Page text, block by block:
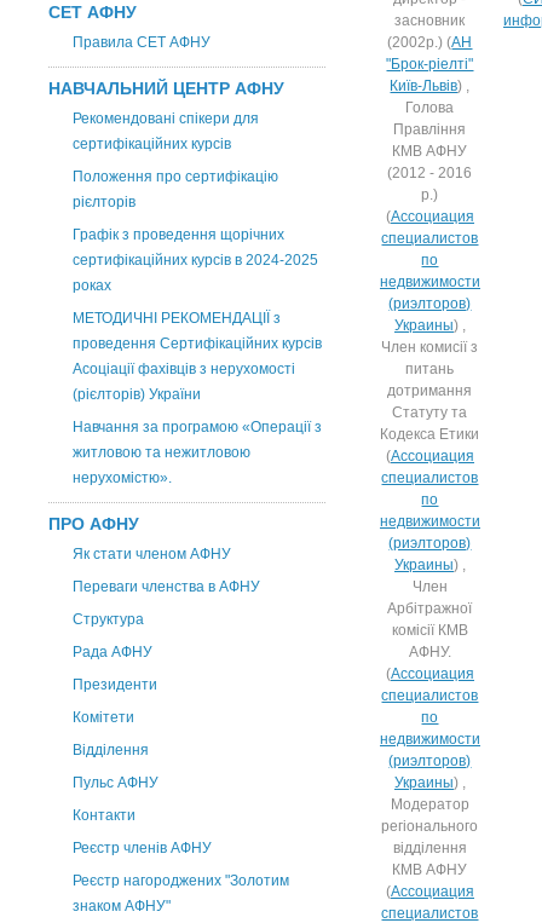
СЕТ АФНУ
Правила СЕТ АФНУ
НАВЧАЛЬНИЙ ЦЕНТР АФНУ
Рекомендовані спікери для
сертифікаційних курсів
Положення про сертифікацію
рієлторів
Графік з проведення щорічних
сертифікаційних курсів в 2024-2025
роках
МЕТОДИЧНІ РЕКОМЕНДАЦІЇ з
проведення Сертифікаційних курсів
Асоціації фахівців з нерухомості
(рієлторів) України
Навчання за програмою «Операції з
житловою та нежитловою
нерухомістю».
ПРО АФНУ
Як стати членом АФНУ
Переваги членства в АФНУ
Структура
Рада АФНУ
Президенти
Комітети
Відділення
Пульс АФНУ
Контакти
Реєстр членів АФНУ
Реєстр нагороджених "Золотим
знаком АФНУ"
засновник
(2002р.) (АН
"Брок-ріелті"
Київ-Львів) ,
Голова
Правління
КМВ АФНУ
(2012 - 2016
р.)
(Ассоциация
специалистов
по
недвижимости
(риэлторов)
Украины) ,
Член комисії з
питань
дотримання
Статуту та
Кодекса Етики
(Ассоциация
специалистов
по
недвижимости
(риэлторов)
Украины) ,
Член
Арбітражної
комісії КМВ
АФНУ.
(Ассоциация
специалистов
по
недвижимости
(риэлторов)
Украины) ,
Модератор
регіонального
відділення
КМВ АФНУ
(Ассоциация
специалистов